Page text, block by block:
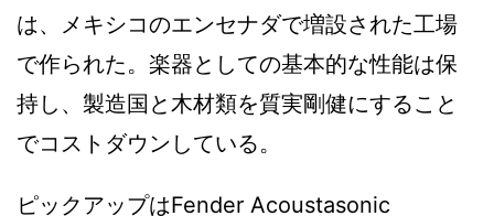
は、メキシコのエンセナダで増設された工場
で作られた。楽器としての基本的な性能は保
持し、製造国と木材類を質実剛健にすること
でコストダウンしている。
ピックアップはFender Acoustasonic